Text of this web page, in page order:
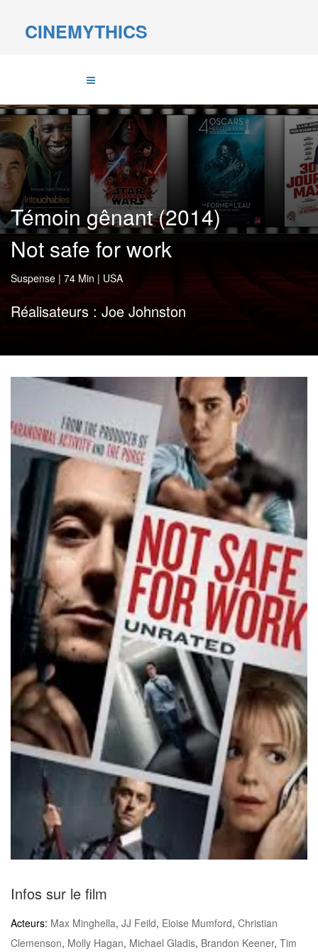
CINEMYTHICS
Témoin gênant (2014)
Not safe for work
Suspense | 74 Min | USA
Réalisateurs : Joe Johnston
Infos sur le film
Acteurs: Max Minghella, JJ Feild, Eloise Mumford, Christian
Clemenson, Molly Hagan, Michael Gladis, Brandon Keener, Tim